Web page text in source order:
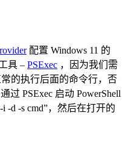
配置 Windows 11 的
具 – PSExec ，因为我们需
的执行后面的命令行，否
过 PSExec 启动 PowerShell
i -d -s cmd”，然后在打开的